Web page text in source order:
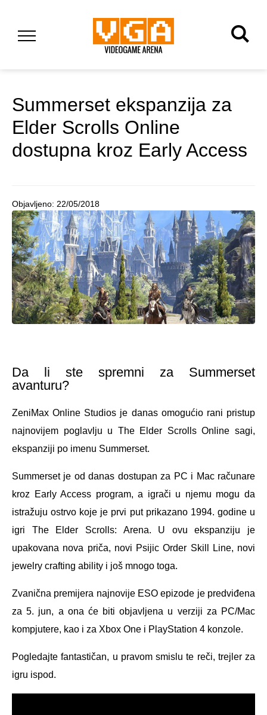
Summerset ekspanzija za
Elder Scrolls Online
dostupna kroz Early Access
Objavljeno: 22/05/2018
Da li ste spremni za Summerset
avanturu?
ZeniMax Online Studios je danas omogućio rani pristup
najnovijem poglavlju u The Elder Scrolls Online sagi,
ekspanziji po imenu Summerset.
Summerset je od danas dostupan za PC i Mac računare
kroz Early Access program, a igrači u njemu mogu da
istražuju ostrvo koje je prvi put prikazano 1994. godine u
igri The Elder Scrolls: Arena. U ovu ekspanziju je
upakovana nova priča, novi Psijic Order Skill Line, novi
jewelry crafting ability i još mnogo toga.
Zvanična premijera najnovije ESO epizode je predviđena
za 5. jun, a ona će biti objavljena u verziji za PC/Mac
kompjutere, kao i za Xbox One i PlayStation 4 konzole.
Pogledajte fantastičan, u pravom smislu te reči, trejler za
igru ispod.